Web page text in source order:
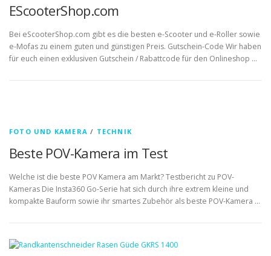
EScooterShop.com
Bei eScooterShop.com gibt es die besten e-Scooter und e-Roller sowie
e-Mofas zu einem guten und günstigen Preis. Gutschein-Code Wir haben
für euch einen exklusiven Gutschein / Rabattcode für den Onlineshop …
FOTO UND KAMERA / TECHNIK
Beste POV-Kamera im Test
Welche ist die beste POV Kamera am Markt? Testbericht zu POV-
Kameras Die Insta360 Go-Serie hat sich durch ihre extrem kleine und
kompakte Bauform sowie ihr smartes Zubehör als beste POV-Kamera …